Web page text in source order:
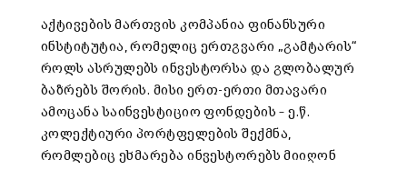
აქტივების მართვის კომპანია ფინანსური
ინსტიტუტია, რომელიც ერთგვარი „გამტარის“
როლს ასრულებს ინვესტორსა და გლობალურ
ბაზრებს შორის. მისი ერთ-ერთი მთავარი
ამოცანა საინვესტიციო ფონდების – ე.წ.
კოლექტიური პორტფელების შექმნა,
რომლებიც ეხმარება ინვესტორებს მიიღონ